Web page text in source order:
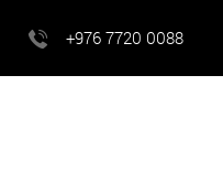
+976 7720 0088